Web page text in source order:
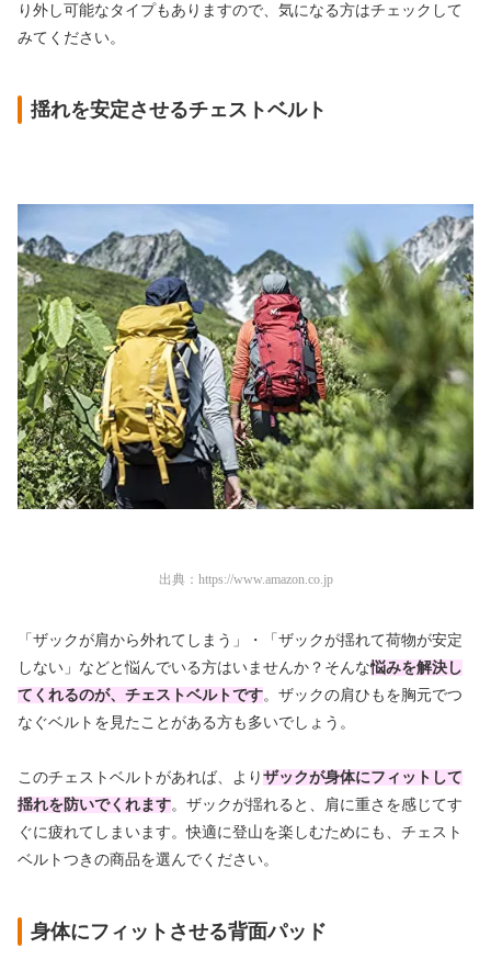
り外し可能なタイプもありますので、気になる方はチェックして
みてください。
揺れを安定させるチェストベルト
出典： https://www.amazon.co.jp
「ザックが肩から外れてしまう」・「ザックが揺れて荷物が安定
しない」などと悩んでいる方はいませんか？そんな悩みを解決し
てくれるのが、チェストベルトです。ザックの肩ひもを胸元でつ
なぐベルトを見たことがある方も多いでしょう。
このチェストベルトがあれば、より ザックが身体にフィットして
揺れを防いでくれます。ザックが揺れると、肩に重さを感じてす
ぐに疲れてしまいます。快適に登山を楽しむためにも、チェスト
ベルトつきの商品を選んでください。
身体にフィットさせる背面パッド